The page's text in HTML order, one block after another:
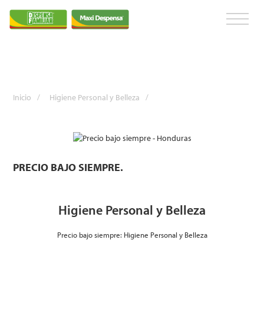
Inicio / Higiene Personal y Belleza /
PRECIO BAJO SIEMPRE.
Higiene Personal y Belleza
Precio bajo siempre: Higiene Personal y Belleza